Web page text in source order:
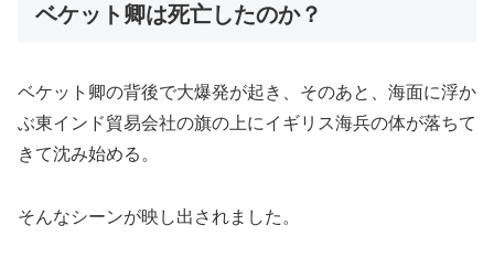
ベケット卿は死亡したのか？
ベケット卿の背後で大爆発が起き、そのあと、海面に浮か
ぶ東インド貿易会社の旗の上にイギリス海兵の体が落ちて
きて沈み始める。
そんなシーンが映し出されました。